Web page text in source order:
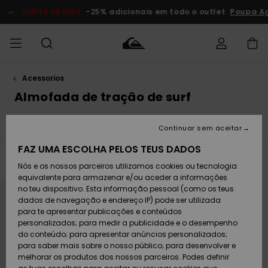
da
produtos
DUPLA PROMO -25% adicionais em todo o outlet Poupa
HOMEM
Calçado e
chinelos
Surfe/água
Snow
MENINO
Calçado e
chinelos
Surfe/água
Neve
MULHER
chegados
Highlights
Snow
SURF
Homem
Crianças
Highlights
Community
SNOW
Neve
Homem
Artigos
Criança
Snow Shop
Feminino
Highlights
DUPLA
PROMO
Homem
Criança
Outlet
Mulher
Devoluções
Pagamento
Cartão
presente
Quiksilver
Acessorios
Almofada de tração de surf
Avançar
procurar
critérios
filtragem
Avançar
ordenar
FAZ UMA ESCOLHA PELOS TEUS DADOS
Nós e os nossos parceiros utilizamos cookies ou tecnologia
equivalente para armazenar e/ou aceder a informações
no teu dispositivo. Esta informação pessoal (como os teus
dados de navegação e endereço IP) pode ser utilizada
para te apresentar publicações e conteúdos
personalizados; para medir a publicidade e o desempenho
do conteúdo; para apresentar anúncios personalizados;
para saber mais sobre o nosso público; para desenvolver e
melhorar os produtos dos nossos parceiros. Podes definir
Continuar sem aceitar